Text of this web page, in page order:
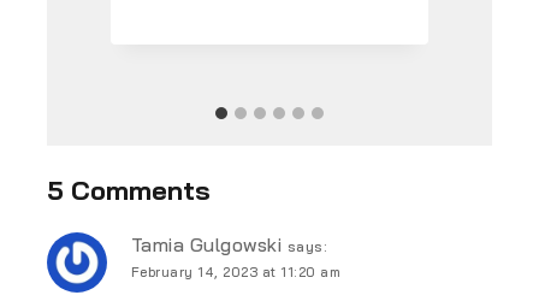
5 Comments
Tamia Gulgowski says:
February 14, 2023 at 11:20 am